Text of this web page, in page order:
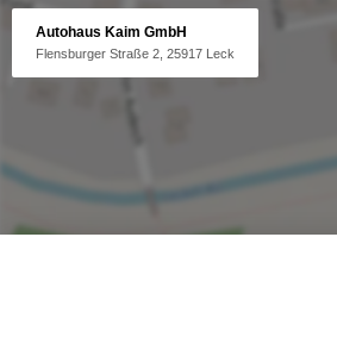
Autohaus Kaim GmbH
Flensburger Straße 2, 25917 Leck